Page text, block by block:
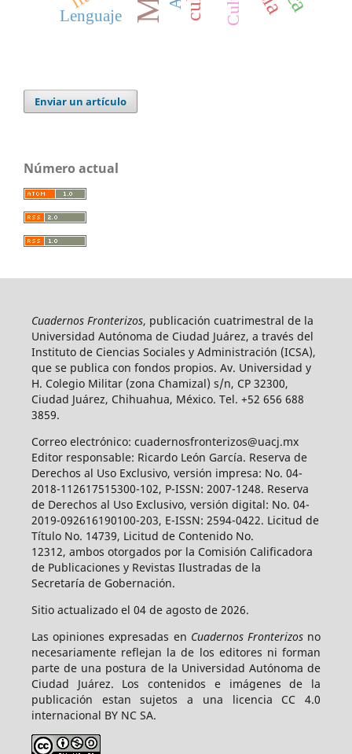
Lenguaje
Enviar un artículo
Número actual
Cuadernos Fronterizos, publicación cuatrimestral de la
Universidad Autónoma de Ciudad Juárez, a través del
Instituto de Ciencias Sociales y Administración (ICSA),
que se publica con fondos propios. Av. Universidad y
H. Colegio Militar (zona Chamizal) s/n, CP 32300,
Ciudad Juárez, Chihuahua, México. Tel. +52 656 688
3859.
Correo electrónico: cuadernosfronterizos@uacj.mx
Editor responsable: Ricardo León García. Reserva de
Derechos al Uso Exclusivo, versión impresa: No. 04-
2018-112617515300-102, P-ISSN: 2007-1248. Reserva
de Derechos al Uso Exclusivo, versión digital: No. 04-
2019-092616190100-203, E-ISSN: 2594-0422. Licitud de
Título No. 14739, Licitud de Contenido No.
12312, ambos otorgados por la Comisión Calificadora
de Publicaciones y Revistas Ilustradas de la
Secretaría de Gobernación.
Sitio actualizado el 04 de agosto de 2026.
Las opiniones expresadas en Cuadernos Fronterizosno
necesariamente reflejan la de los editores ni forman
parte de una postura de la Universidad Autónoma de
Ciudad Juárez. Los contenidos e imágenes de la
publicación estan sujetos a una licencia CC 4.0
internacional BY NC SA.